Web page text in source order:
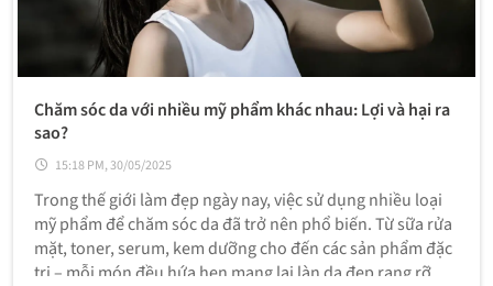
Chăm sóc da với nhiều mỹ phẩm khác nhau: Lợi và hại ra
sao?
15:18 PM, 30/05/2025
Trong thế giới làm đẹp ngày nay, việc sử dụng nhiều loại
mỹ phẩm để chăm sóc da đã trở nên phổ biến. Từ sữa rửa
mặt, toner, serum, kem dưỡng cho đến các sản phẩm đặc
trị – mỗi món đều hứa hẹn mang lại làn da đẹp rạng rỡ.